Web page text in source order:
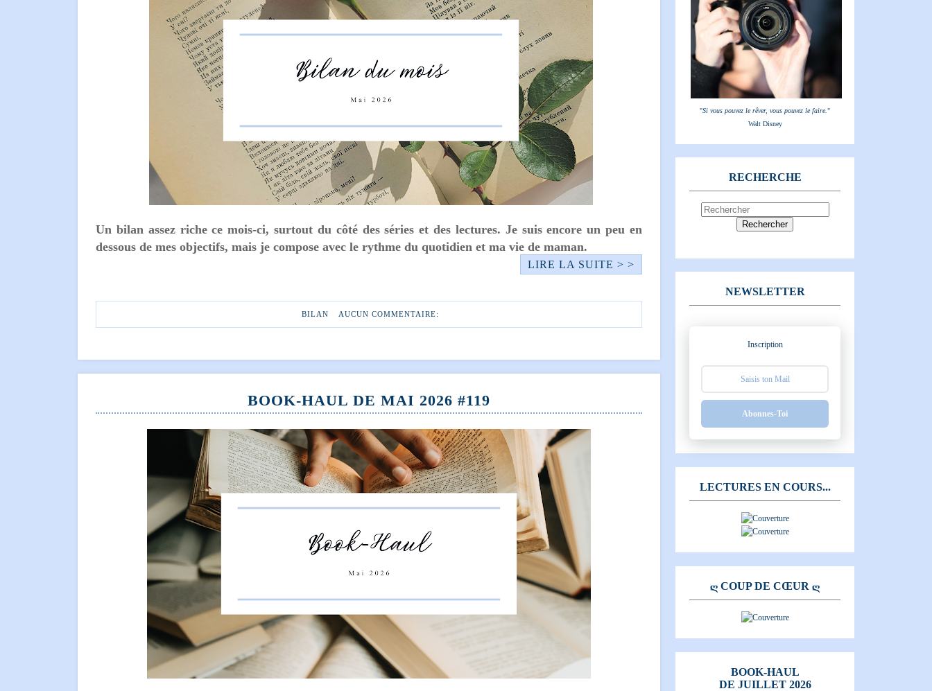
Un bilan assez riche ce mois-ci, surtout du côté des séries et des lectures. Je suis encore un peu en
dessous de mes objectifs, mais je compose avec le rythme du quotidien et ma vie de maman.
LIRE LA SUITE > >
BILAN AUCUN COMMENTAIRE:
BOOK-HAUL DE MAI 2026 #119
"Si vous pouvez le rêver, vous pouvez le faire."
Walt Disney
RECHERCHE
NEWSLETTER
Inscription
Abonnes-Toi
LECTURES EN COURS...
Ღ COUP DE CŒUR Ღ
BOOK-HAUL
DE JUILLET 2026